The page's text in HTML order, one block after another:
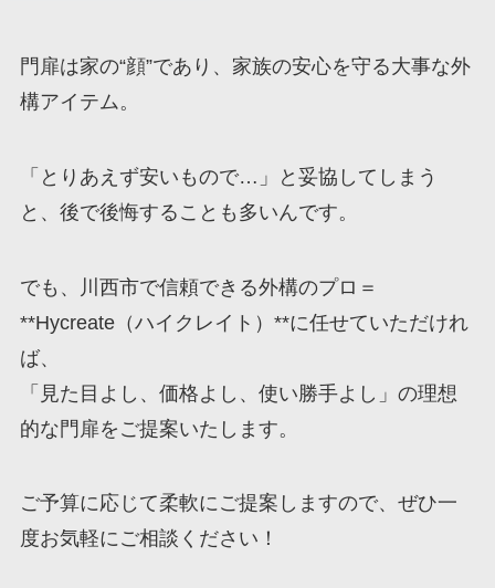
門扉は家の“顔”であり、家族の安心を守る大事な外
構アイテム。
「とりあえず安いもので…」と妥協してしまう
と、後で後悔することも多いんです。
でも、川西市で信頼できる外構のプロ＝
**Hycreate（ハイクレイト）**に任せていただけれ
ば、
「見た目よし、価格よし、使い勝手よし」の理想
的な門扉をご提案いたします。
ご予算に応じて柔軟にご提案しますので、ぜひ一
度お気軽にご相談ください！